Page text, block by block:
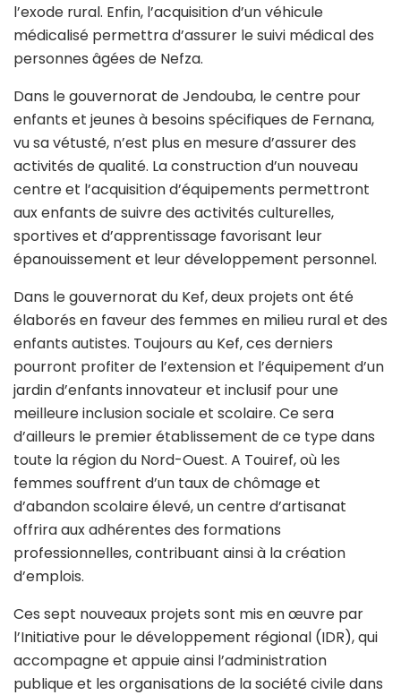
l’exode rural. Enfin, l’acquisition d’un véhicule
médicalisé permettra d’assurer le suivi médical des
personnes âgées de Nefza.
Dans le gouvernorat de Jendouba, le centre pour
enfants et jeunes à besoins spécifiques de Fernana,
vu sa vétusté, n’est plus en mesure d’assurer des
activités de qualité. La construction d’un nouveau
centre et l’acquisition d’équipements permettront
aux enfants de suivre des activités culturelles,
sportives et d’apprentissage favorisant leur
épanouissement et leur développement personnel.
Dans le gouvernorat du Kef, deux projets ont été
élaborés en faveur des femmes en milieu rural et des
enfants autistes. Toujours au Kef, ces derniers
pourront profiter de l’extension et l’équipement d’un
jardin d’enfants innovateur et inclusif pour une
meilleure inclusion sociale et scolaire. Ce sera
d’ailleurs le premier établissement de ce type dans
toute la région du Nord-Ouest. A Touiref, où les
femmes souffrent d’un taux de chômage et
d’abandon scolaire élevé, un centre d’artisanat
offrira aux adhérentes des formations
professionnelles, contribuant ainsi à la création
d’emplois.
Ces sept nouveaux projets sont mis en œuvre par
l’Initiative pour le développement régional (IDR), qui
accompagne et appuie ainsi l’administration
publique et les organisations de la société civile dans